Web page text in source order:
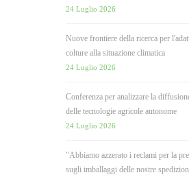
24 Luglio 2026
Nuove frontiere della ricerca per
colture alla situazione climatica
24 Luglio 2026
Conferenza per analizzare la
delle tecnologie agricole autonome
24 Luglio 2026
"Abbiamo azzerato i reclami per la
sugli imballaggi delle nostre